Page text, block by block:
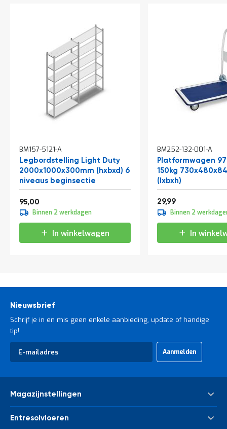
BM157-5121-A
Legbordstelling Light Duty
2000x1000x300mm (hxbxd) 6
niveaus beginsectie
Vanaf
95,00
Binnen 2 werkdagen
In winkelwagen
BM252-132-001-A
Platformwagen
150kg
(lxbxh)
29,99
winkelwagen
Binnen 2
In
Nieuwsbrief
Schrijf je in en mis geen enkele aanbieding, update of handige
tip!
Abonneer
op
Aanmelden
Magazijnstellingen
Entresolvloeren